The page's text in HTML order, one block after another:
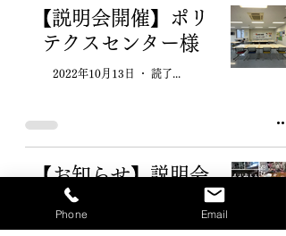
【説明会開催】ポリ
テクスセンター様
2022年10月13日
【お知らせ】説明会
を開催します。
2022年8月30日 読了時間: 1分
Phone Email